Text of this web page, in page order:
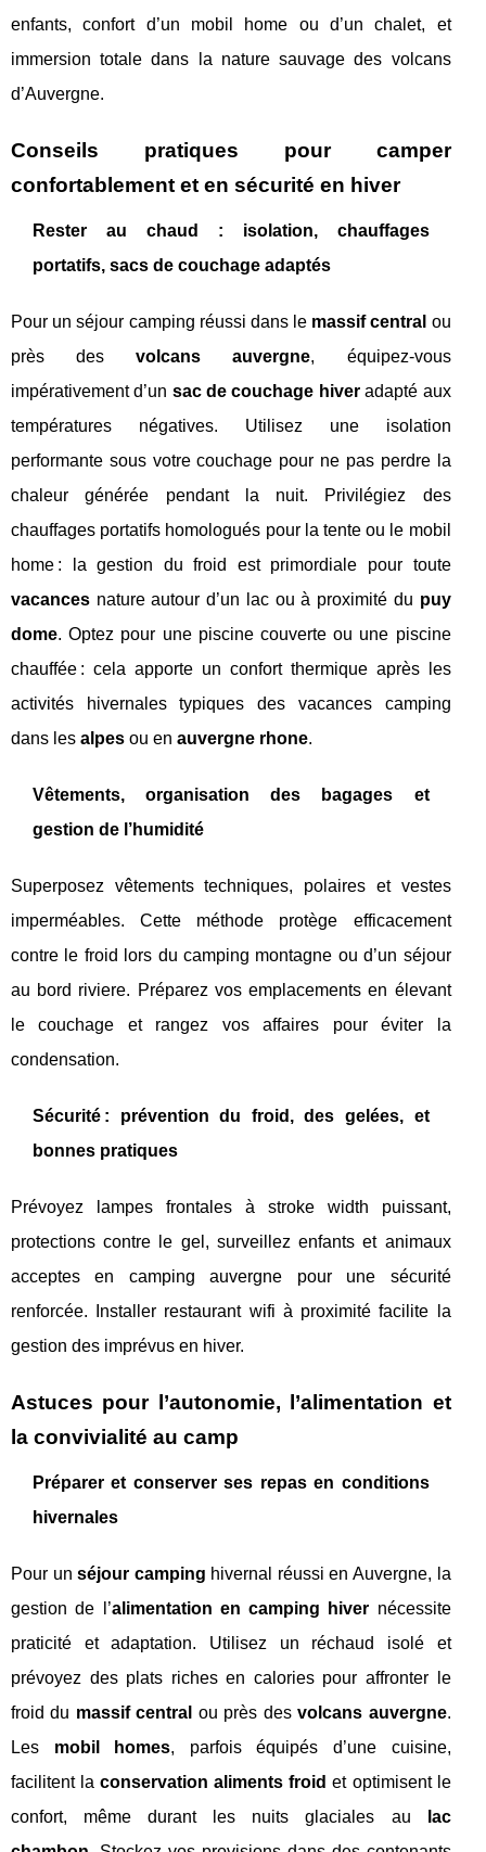
enfants, confort d’un mobil home ou d’un chalet, et
immersion totale dans la nature sauvage des volcans
d’Auvergne.
Conseils pratiques pour camper
confortablement et en sécurité en hiver
Rester au chaud : isolation, chauffages
portatifs, sacs de couchage adaptés
Pour un séjour camping réussi dans le massif central ou
près desvolcans auvergne, équipez-vous
impérativement d’un sac de couchage hiveradapté aux
températures négatives. Utilisez une isolation
performante sous votre couchage pour ne pas perdre la
chaleur générée pendant la nuit. Privilégiez des
chauffages portatifs homologués pour la tente ou le mobil
home : la gestion du froid est primordiale pour toute
vacances nature autour d’un lac ou à proximité du puy
dome. Optez pour une piscine couverte ou une piscine
chauffée : cela apporte un confort thermique après les
activités hivernales typiques des vacances camping
dans les alpes ou en auvergne rhone.
Vêtements, organisation des bagages et
gestion de l’humidité
Superposez vêtements techniques, polaires et vestes
imperméables. Cette méthode protège efficacement
contre le froid lors du camping montagne ou d’un séjour
au bord riviere. Préparez vos emplacements en élevant
le couchage et rangez vos affaires pour éviter la
condensation.
Sécurité : prévention du froid, des gelées, et
bonnes pratiques
Prévoyez lampes frontales à stroke width puissant,
protections contre le gel, surveillez enfants et animaux
acceptes en camping auvergne pour une sécurité
renforcée. Installer restaurant wifi à proximité facilite la
gestion des imprévus en hiver.
Astuces pour l’autonomie, l’alimentation et
la convivialité au camp
Préparer et conserver ses repas en conditions
hivernales
Pour unséjour camping hivernal réussi en Auvergne, la
gestion de l’alimentation en camping hiver nécessite
praticité et adaptation. Utilisez un réchaud isolé et
prévoyez des plats riches en calories pour affronter le
froid du massif central ou près desvolcans auvergne.
Les mobil homes, parfois équipés d’une cuisine,
facilitent laconservation aliments froid et optimisent le
confort, même durant les nuits glaciales au
lac